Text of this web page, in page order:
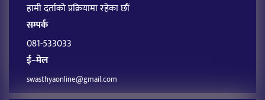
हामी दर्ताको प्रक्रियामा रहेका छौं
सम्पर्क
081-533033
ई–मेल
swasthyaonline@gmail.com